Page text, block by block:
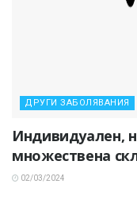
ДРУГИ ЗАБОЛЯВАНИЯ
Индивидуален,
множествена
02/03/2024